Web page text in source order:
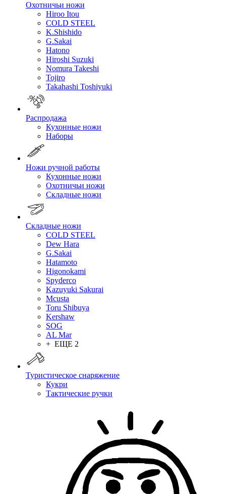
Охотничьи ножи
Hiroo Itou
COLD STEEL
K.Shishido
G.Sakai
Hatono
Hiroshi Suzuki
Nomura Takeshi
Tojiro
Takahashi Toshiyuki
Распродажа
Кухонные ножи
Наборы
Ножи ручной работы
Кухонные ножи
Охотничьи ножи
Складные ножи
Складные ножи
COLD STEEL
Dew Hara
G.Sakai
Hatamoto
Higonokami
Spyderco
Kazuyuki Sakurai
Mcusta
Toru Shibuya
Kershaw
SOG
AL Mar
+ ЕЩЕ 2
Туристическое снаряжение
Кукри
Тактические ручки